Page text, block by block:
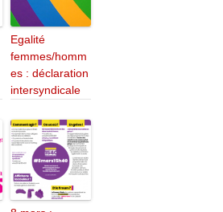
Egalité
femmes/homm
es : déclaration
intersyndicale